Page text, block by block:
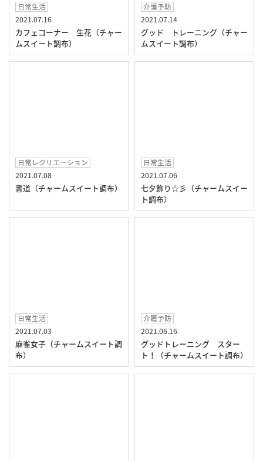
日常生活
2021.07.16
カフェコーナー 生花（チャー
ムスイート調布）
介護予防
2021.07.14
グッド トレーニング（チャー
ムスイート調布）
日常レクリエ―ション
2021.07.08
書道（チャームスイート調布）
日常生活
2021.07.06
七夕飾り☆彡（チャームスイー
ト調布）
日常生活
2021.07.03
麻雀女子（チャームスイート調
布）
介護予防
2021.06.16
グッドトレーニング スター
ト！（チャームスイート調布）